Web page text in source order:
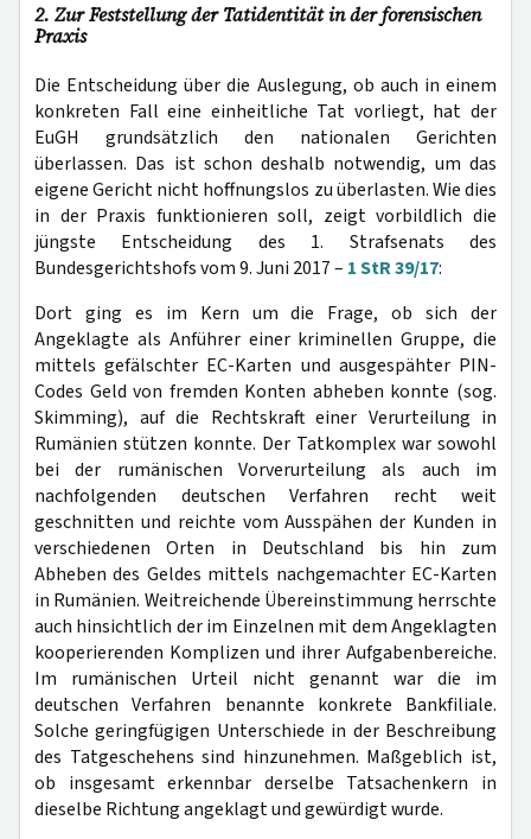
2. Zur Feststellung der Tatidentität in der forensischen
Praxis
Die Entscheidung über die Auslegung, ob auch in einem
konkreten Fall eine einheitliche Tat vorliegt, hat der
EuGH grundsätzlich den nationalen Gerichten
überlassen. Das ist schon deshalb notwendig, um das
eigene Gericht nicht hoffnungslos zu überlasten. Wie dies
in der Praxis funktionieren soll, zeigt vorbildlich die
jüngste Entscheidung des 1. Strafsenats des
Bundesgerichtshofs vom 9. Juni 2017 – 1 StR 39/17:
Dort ging es im Kern um die Frage, ob sich der
Angeklagte als Anführer einer kriminellen Gruppe, die
mittels gefälschter EC-Karten und ausgespähter PIN-
Codes Geld von fremden Konten abheben konnte (sog.
Skimming), auf die Rechtskraft einer Verurteilung in
Rumänien stützen konnte. Der Tatkomplex war sowohl
bei der rumänischen Vorverurteilung als auch im
nachfolgenden deutschen Verfahren recht weit
geschnitten und reichte vom Ausspähen der Kunden in
verschiedenen Orten in Deutschland bis hin zum
Abheben des Geldes mittels nachgemachter EC-Karten
in Rumänien. Weitreichende Übereinstimmung herrschte
auch hinsichtlich der im Einzelnen mit dem Angeklagten
kooperierenden Komplizen und ihrer Aufgabenbereiche.
Im rumänischen Urteil nicht genannt war die im
deutschen Verfahren benannte konkrete Bankfiliale.
Solche geringfügigen Unterschiede in der Beschreibung
des Tatgeschehens sind hinzunehmen. Maßgeblich ist,
ob insgesamt erkennbar derselbe Tatsachenkern in
dieselbe Richtung angeklagt und gewürdigt wurde.